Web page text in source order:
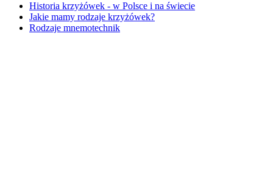
Historia krzyżówek - w Polsce i na świecie
Jakie mamy rodzaje krzyżówek?
Rodzaje mnemotechnik